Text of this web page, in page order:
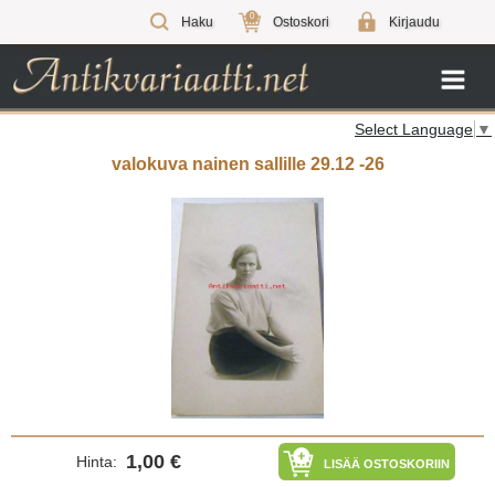
Haku 0 Ostoskori Kirjaudu
Select Language ▼
valokuva nainen sallille 29.12 -26
Hinta: 1,00 € LISÄÄ OSTOSKORIIN